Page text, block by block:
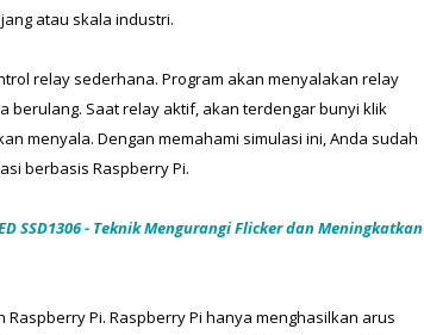
atau skala industri.
relay sederhana. Program akan menyalakan relay
berulang. Saat relay aktif, akan terdengar bunyi klik
menyala. Dengan memahami simulasi ini, Anda sudah
berbasis Raspberry Pi.
SSD1306 - Teknik Mengurangi Flicker dan Meningkatkan
Pi. Raspberry Pi hanya menghasilkan arus